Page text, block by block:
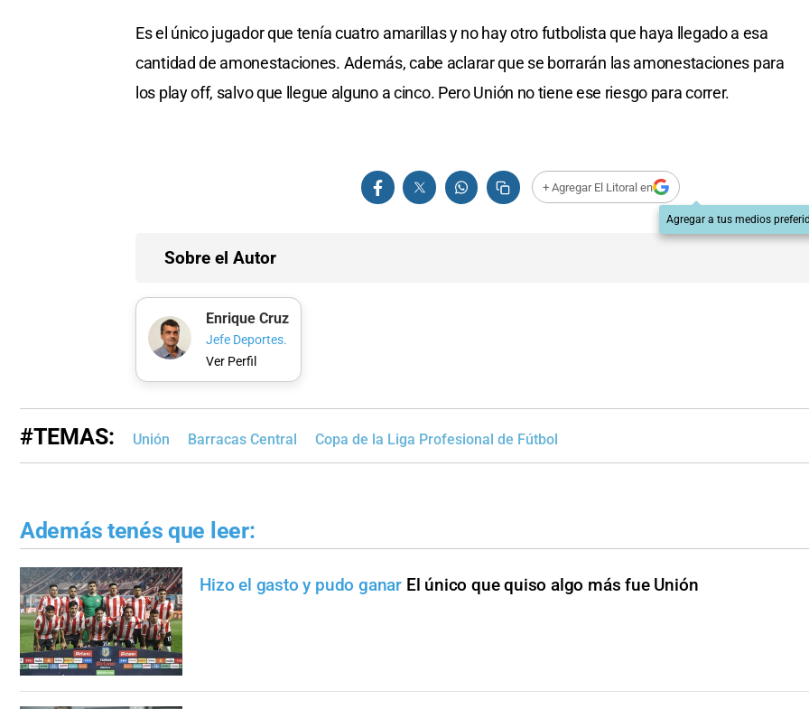
Es el único jugador que tenía cuatro amarillas y no hay otro futbolista que haya llegado a esa
cantidad de amonestaciones. Además, cabe aclarar que se borrarán las amonestaciones para
los play off, salvo que llegue alguno a cinco. Pero Unión no tiene ese riesgo para correr.
+ Agregar El Litoral en
Agregar a tus medios
Sobre el Autor
Enrique Cruz
Jefe Deportes.
Ver Perfil
#TEMAS: Unión Barracas Central Copa de la Liga Profesional de Fútbol
Además tenés que leer:
Hizo el gasto y pudo ganar El único que quiso algo más fue Unión